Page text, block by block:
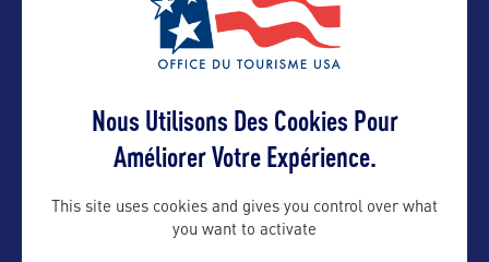
Brenda.Maas@state.mn.us
Brenda.Maas@state.mn.us
Suivre
Nous Utilisons Des Cookies Pour
Améliorer Votre Expérience.
This site uses cookies and gives you control over what
you want to activate